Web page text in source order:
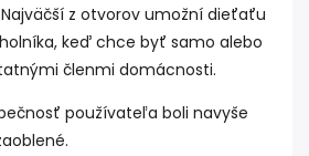
z otvorov umožní dieťaťu
keď chce byť samo alebo
členmi domácnosti.
používateľa boli navyše